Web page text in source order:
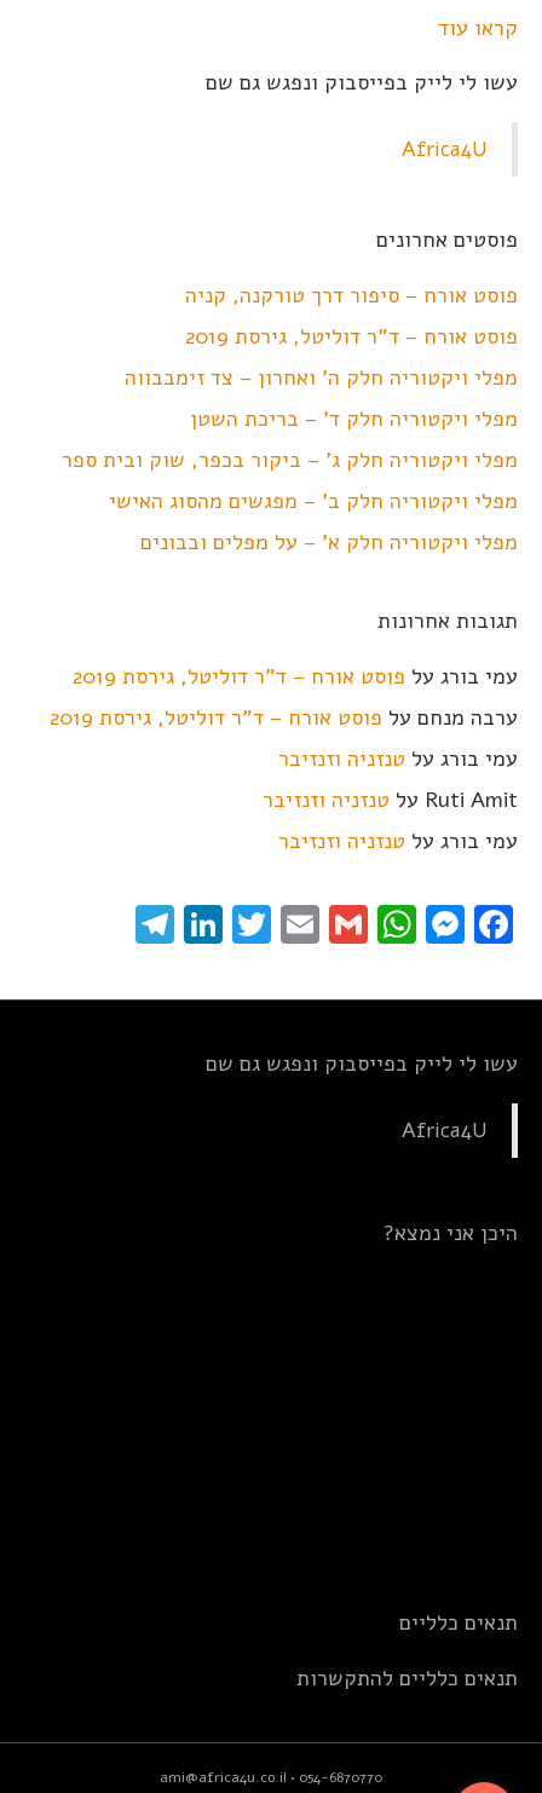
קראו עוד
עשו לי לייק בפייסבוק ונפגש גם שם
Africa4U
פוסטים אחרונים
פוסט אורח – סיפור דרך טורקנה, קניה
פוסט אורח – ד"ר דוליטל, גירסת 2019
מפלי ויקטוריה חלק ה' ואחרון – צד זימבבווה
מפלי ויקטוריה חלק ד' – בריכת השטן
מפלי ויקטוריה חלק ג' – ביקור בכפר, שוק ובית ספר
מפלי ויקטוריה חלק ב' – מפגשים מהסוג האישי
מפלי ויקטוריה חלק א' – על מפלים ובבונים
תגובות אחרונות
עמי בורג על פוסט אורח – ד"ר דוליטל, גירסת 2019
ערבה מנחם על פוסט אורח – ד"ר דוליטל, גירסת 2019
עמי בורג על טנזניה וזנזיבר
Ruti Amit על טנזניה וזנזיבר
עמי בורג על טנזניה וזנזיבר
Facebook
Messenger
WhatsApp
Gmail
Email
Twitter
LinkedIn
עשו לי לייק בפייסבוק ונפגש גם שם
Africa4U
היכן אני נמצא?
תנאים כלליים
תנאים כלליים להתקשרות
054-6870770
•
ami@africa4u.co.il